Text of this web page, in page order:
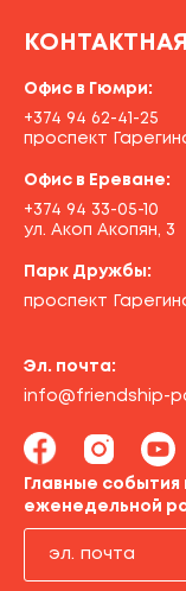
Офис в Гюмри:
+374 94 62-41-25
проспект
Офис в Ереване:
+374 94 33-05-10
ул. Акоп Акопян, 3
Парк Дружбы:
проспект
Эл. почта:
info@friendship-
Главные
еженедельной